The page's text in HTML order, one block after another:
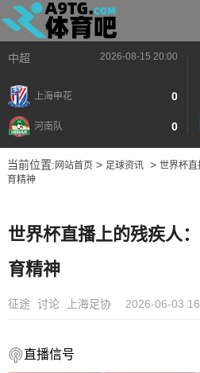
中超 2026-08-15 20:00
上海申花 0
河南队 0
当前位置: 网站首页> 足球资讯> 世界杯直
育精神
世界杯直播上的残疾人
育精神
征途 讨论 上海足协 2026-06-03
直播信号